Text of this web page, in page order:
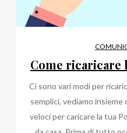
Come ricaricare
Ci sono vari modi per
semplici, vediamo insieme
veloci per caricare la tua